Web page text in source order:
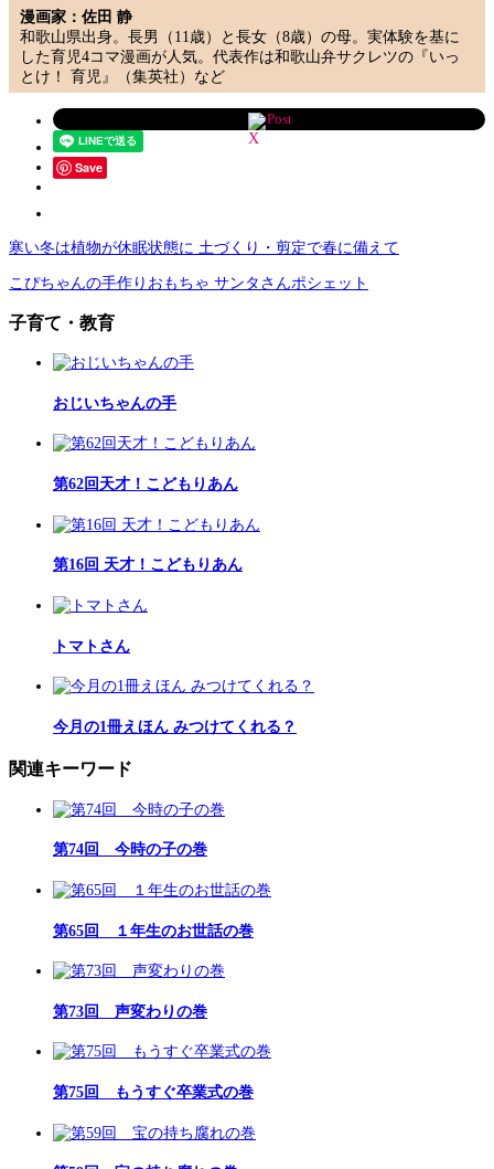
漫画家：佐田 静
和歌山県出身。長男（11歳）と長女（8歳）の母。実体験を基に
した育児4コマ漫画が人気。代表作は和歌山弁サクレツの『いっ
とけ！ 育児』（集英社）など
Post
Save
寒い冬は植物が休眠状態に 土づくり・剪定で春に備えて
こぴちゃんの手作りおもちゃ サンタさんポシェット
子育て・教育
おじいちゃんの手
第62回天才！こどもりあん
第16回 天才！こどもりあん
トマトさん
今月の1冊えほん みつけてくれる？
関連キーワード
第74回 今時の子の巻
第65回 １年生のお世話の巻
第73回 声変わりの巻
第75回 もうすぐ卒業式の巻